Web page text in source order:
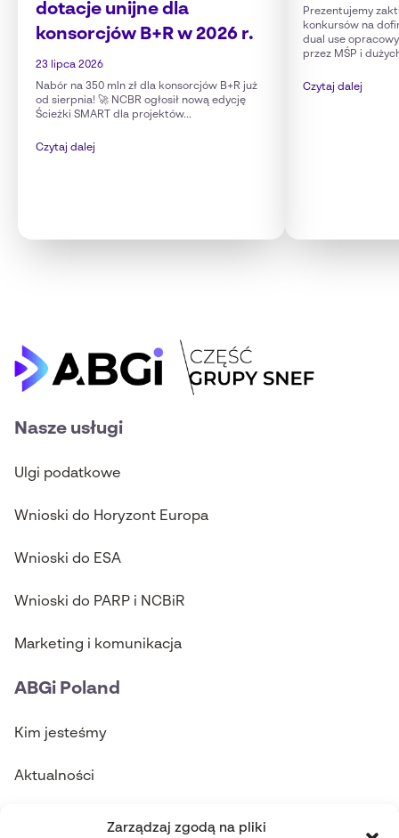
Zarządzaj zgodą na pliki
dotacje unijne dla
konsorcjów B+R w 2026 r.
23 lipca 2026
Nabór na 350 mln zł dla konsorcjów B+R już
od sierpnia! 🚀 NCBR ogłosił nową edycję
Ścieżki SMART dla projektów...
Czytaj dalej
Prezentujemy
konkursów na
dual use
przez MŚP i
Czytaj dalej
Nasze usługi
Ulgi podatkowe
Wnioski do Horyzont Europa
Wnioski do ESA
Wnioski do PARP i NCBiR
Marketing i komunikacja
ABGi Poland
Kim jesteśmy
Aktualności
Skontaktuj się z nami